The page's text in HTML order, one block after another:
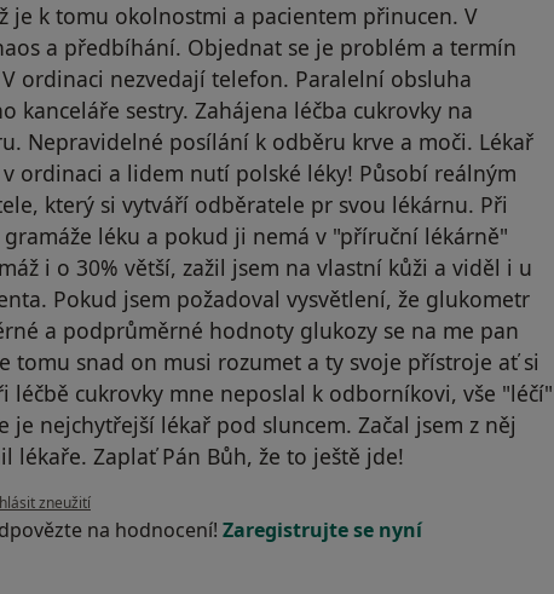
je k tomu okolnostmi a pacientem přinucen. V
a předbíhání. Objednat se je problém a termín
ordinaci nezvedají telefon. Paralelní obsluha
kanceláře sestry. Zahájena léčba cukrovky na
Nepravidelné posílání k odběru krve a moči. Lékař
ordinaci a lidem nutí polské léky! Působí reálným
který si vytváří odběratele pr svou lékárnu. Při
léku a pokud ji nemá v "příruční lékárně"
i o 30% větší, zažil jsem na vlastní kůži a viděl i u
Pokud jsem požadoval vysvětlení, že glukometr
a podprůměrné hodnoty glukozy se na me pan
tomu snad on musi rozumet a ty svoje přístroje ať si
léčbě cukrovky mne neposlal k odborníkovi, vše "léčí"
je nejchytřejší lékař pod sluncem. Začal jsem z něj
lékaře. Zaplať Pán Bůh, že to ještě jde!
názoru uživatele Váš účet byl odstraněn
zneužití
na hodnocení! Zaregistrujte se nyní